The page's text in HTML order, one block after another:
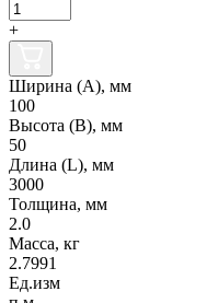
+
Ширина (А), мм
100
Высота (В), мм
50
Длина (L), мм
3000
Толщина, мм
2.0
Масса, кг
2.7991
Ед.изм